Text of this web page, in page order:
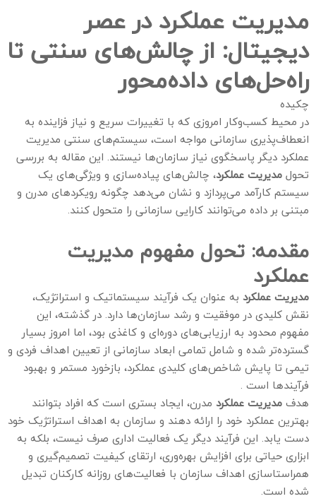
مدیریت عملکرد در عصر
دیجیتال: از چالش‌های سنتی تا
راه‌حل‌های داده‌محور
چکیده
در محیط کسب‌وکار امروزی که با تغییرات سریع و نیاز فزاینده به
انعطاف‌پذیری سازمانی مواجه است، سیستم‌های سنتی مدیریت
عملکرد دیگر پاسخگوی نیاز سازمان‌ها نیستند. این مقاله به بررسی
تحولمدیریت عملکرد، چالش‌های پیاده‌سازی و ویژگی‌های یک
سیستم کارآمد می‌پردازد و نشان می‌دهد چگونه رویکردهای مدرن و
مبتنی بر داده می‌توانند کارایی سازمانی را متحول کنند.
مقدمه: تحول مفهوم مدیریت
عملکرد
مدیریت عملکرد به عنوان یک فرآیند سیستماتیک و استراتژیک،
نقش کلیدی در موفقیت و رشد سازمان‌ها دارد. در گذشته، این
مفهوم محدود به ارزیابی‌های دوره‌ای و کاغذی بود، اما امروز بسیار
گسترده‌تر شده و شامل تمامی ابعاد سازمانی از تعیین اهداف فردی و
تیمی تا پایش شاخص‌های کلیدی عملکرد، بازخورد مستمر و بهبود
فرآیندها است .
هدفمدیریت عملکرد مدرن، ایجاد بستری است که افراد بتوانند
بهترین عملکرد خود را ارائه دهند و سازمان به اهداف استراتژیک خود
دست یابد. این فرآیند دیگر یک فعالیت اداری صرف نیست، بلکه به
ابزاری حیاتی برای افزایش بهره‌وری، ارتقای کیفیت تصمیم‌گیری و
همراستاسازی اهداف سازمان با فعالیت‌های روزانه کارکنان تبدیل
شده است.